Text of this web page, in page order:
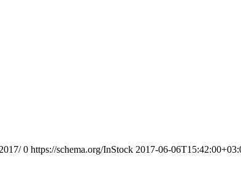
0 https://schema.org/InStock 2017-06-